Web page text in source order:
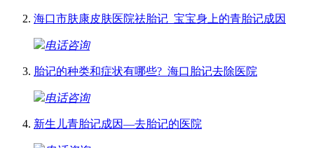
海口市肤康皮肤医院祛胎记_宝宝身上的青胎记成因
电话咨询
胎记的种类和症状有哪些?_海口胎记去除医院
电话咨询
新生儿青胎记成因—去胎记的医院